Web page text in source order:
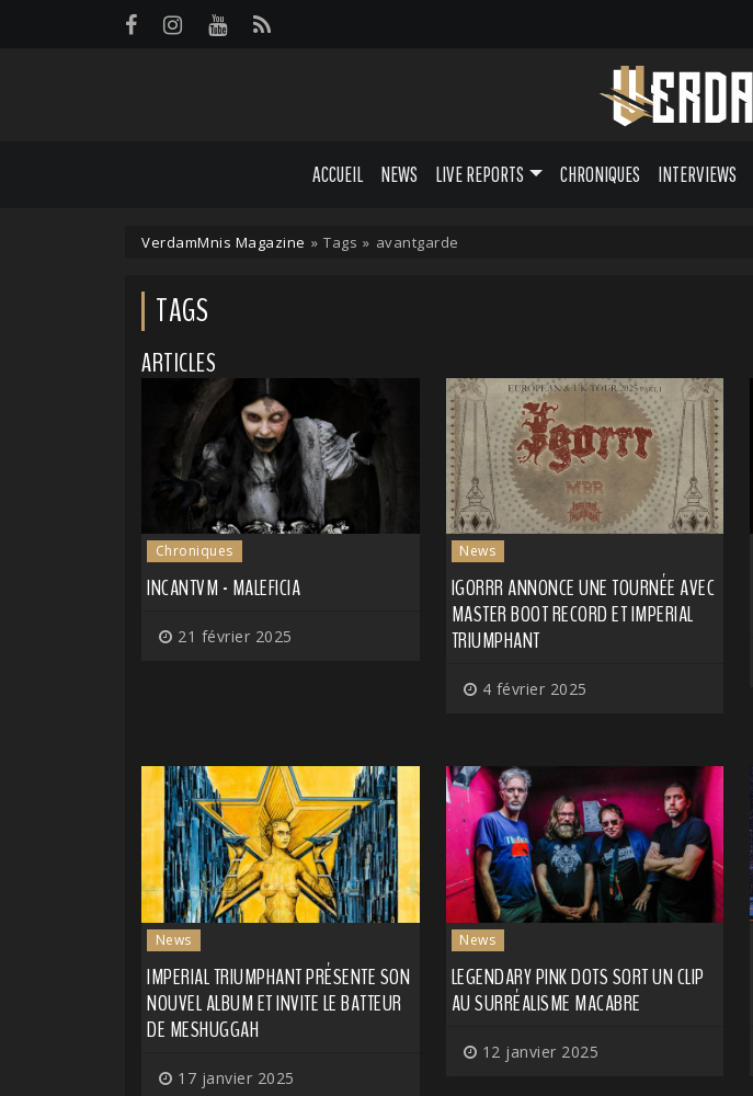
ACCUEIL NEWS LIVE REPORTS CHRONIQUES INTERVIEWS
VerdamMnis Magazine » Tags » avantgarde
TAGS
ARTICLES
Chroniques
INCANTVM - MALEFICIA
21 février 2025
News
IGORRR ANNONCE UNE TOURNÉE AVEC
MASTER BOOT RECORD ET IMPERIAL
TRIUMPHANT
4 février 2025
News
IMPERIAL TRIUMPHANT PRÉSENTE SON
NOUVEL ALBUM ET INVITE LE BATTEUR
DE MESHUGGAH
17 janvier 2025
News
LEGENDARY PINK DOTS SORT UN CLIP
AU SURRÉALISME MACABRE
12 janvier 2025
Panneau de gestion des cookies